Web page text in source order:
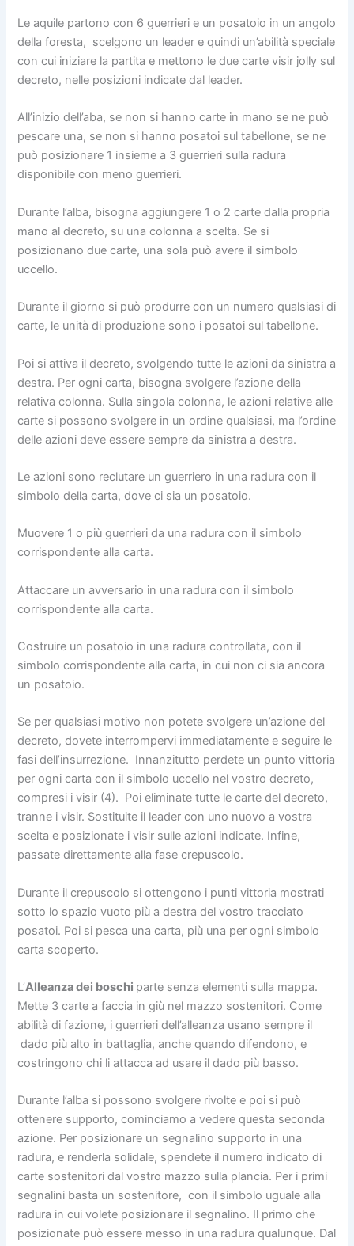
Le aquile partono con 6 guerrieri e un posatoio in un angolo
della foresta, scelgono un leader e quindi un’abilità speciale
con cui iniziare la partita e mettono le due carte visir jolly sul
decreto, nelle posizioni indicate dal leader.
All’inizio dell’aba, se non si hanno carte in mano se ne può
pescare una, se non si hanno posatoi sul tabellone, se ne
può posizionare 1 insieme a 3 guerrieri sulla radura
disponibile con meno guerrieri.
Durante l’alba, bisogna aggiungere 1 o 2 carte dalla propria
mano al decreto, su una colonna a scelta. Se si
posizionano due carte, una sola può avere il simbolo
uccello.
Durante il giorno si può produrre con un numero qualsiasi di
carte, le unità di produzione sono i posatoi sul tabellone.
Poi si attiva il decreto, svolgendo tutte le azioni da sinistra a
destra. Per ogni carta, bisogna svolgere l’azione della
relativa colonna. Sulla singola colonna, le azioni relative alle
carte si possono svolgere in un ordine qualsiasi, ma l’ordine
delle azioni deve essere sempre da sinistra a destra.
Le azioni sono reclutare un guerriero in una radura con il
simbolo della carta, dove ci sia un posatoio.
Muovere 1 o più guerrieri da una radura con il simbolo
corrispondente alla carta.
Attaccare un avversario in una radura con il simbolo
corrispondente alla carta.
Costruire un posatoio in una radura controllata, con il
simbolo corrispondente alla carta, in cui non ci sia ancora
un posatoio.
Se per qualsiasi motivo non potete svolgere un’azione del
decreto, dovete interrompervi immediatamente e seguire le
fasi dell’insurrezione. Innanzitutto perdete un punto vittoria
per ogni carta con il simbolo uccello nel vostro decreto,
compresi i visir (4). Poi eliminate tutte le carte del decreto,
tranne i visir. Sostituite il leader con uno nuovo a vostra
scelta e posizionate i visir sulle azioni indicate. Infine,
passate direttamente alla fase crepuscolo.
Durante il crepuscolo si ottengono i punti vittoria mostrati
sotto lo spazio vuoto più a destra del vostro tracciato
posatoi. Poi si pesca una carta, più una per ogni simbolo
carta scoperto.
L’Alleanza dei boschi parte senza elementi sulla mappa.
Mette 3 carte a faccia in giù nel mazzo sostenitori. Come
abilità di fazione, i guerrieri dell’alleanza usano sempre il
dado più alto in battaglia, anche quando difendono, e
costringono chi li attacca ad usare il dado più basso.
Durante l’alba si possono svolgere rivolte e poi si può
ottenere supporto, cominciamo a vedere questa seconda
azione. Per posizionare un segnalino supporto in una
radura, e renderla solidale, spendete il numero indicato di
carte sostenitori dal vostro mazzo sulla plancia. Per i primi
segnalini basta un sostenitore, con il simbolo uguale alla
radura in cui volete posizionare il segnalino. Il primo che
posizionate può essere messo in una radura qualunque. Dal